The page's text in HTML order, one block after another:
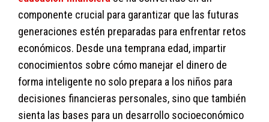
componente crucial para garantizar que las futuras
generaciones estén preparadas para enfrentar retos
económicos. Desde una temprana edad, impartir
conocimientos sobre cómo manejar el dinero de
forma inteligente no solo prepara a los niños para
decisiones financieras personales, sino que también
sienta las bases para un desarrollo socioeconómico